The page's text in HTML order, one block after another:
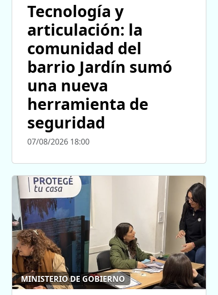
Tecnología y
articulación: la
comunidad del
barrio Jardín sumó
una nueva
herramienta de
seguridad
07/08/2026 18:00
MINISTERIO DE GOBIERNO